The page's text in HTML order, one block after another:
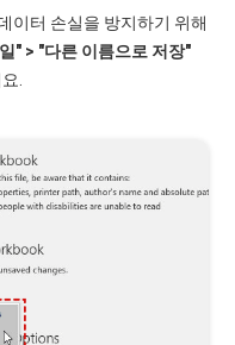
이터 손실을 방지하기 위해
" > "다른 이름으로 저장"
.